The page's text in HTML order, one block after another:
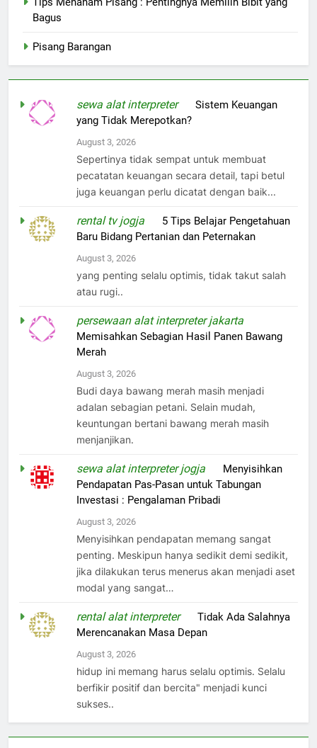
Bagus
Pisang Barangan
sewa alat interpreteronSistem Keuangan
yang Tidak Merepotkan?
August 3, 2026
Sepertinya tidak sempat untuk membuat
pecatatan keuangan secara detail, tapi betul
juga keuangan perlu dicatat dengan baik...
rental tv jogja
5 Tips Belajar Pengetahuan
Baru Bidang Pertanian dan Peternakan
August 3, 2026
yang penting selalu optimis, tidak takut salah
atau rugi..
persewaan alat interpreter jakarta
Memisahkan Sebagian Hasil Panen Bawang
Merah
August 3, 2026
Budi daya bawang merah masih menjadi
adalan sebagian petani. Selain mudah,
keuntungan bertani bawang merah masih
menjanjikan.
sewa alat interpreter jogja
Menyisihkan
Pendapatan Pas-Pasan untuk Tabungan
Investasi : Pengalaman Pribadi
August 3, 2026
Menyisihkan pendapatan memang sangat
penting. Meskipun hanya sedikit demi sedikit,
jika dilakukan terus menerus akan menjadi aset
modal yang sangat…
rental alat interpreteronTidak Ada Salahnya
Merencanakan Masa Depan
August 3, 2026
hidup ini memang harus selalu optimis. Selalu
berfikir positif dan bercita" menjadi kunci
sukses..